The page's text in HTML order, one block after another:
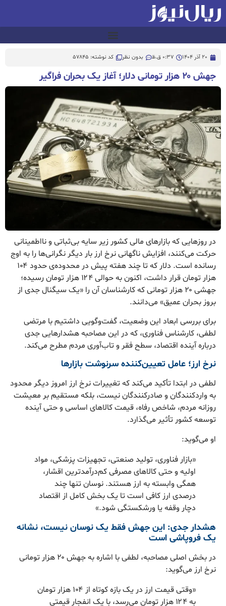
20 آذر 1404 0:37 ق.ظ بدون نظر کد نوشته: 57845
جهش ۲۰ هزار تومانی دلار؛ آغاز یک بحران فراگیر
در روزهایی که بازارهای مالی کشور زیر سایه بی‌ثباتی و نااطمینانی
حرکت می‌کنند، افزایش ناگهانی نرخ ارز بار دیگر نگرانی‌ها را به اوج
رسانده است. دلار که تا چند هفته پیش در محدوده‌ی حدود ۱۰۴
هزار تومان قرار داشت، اکنون به حوالی ۱۲۴ هزار تومان رسیده؛
جهشی ۲۰ هزار تومانی که کارشناسان آن را «یک سیگنال جدی از
بروز بحران عمیق» می‌دانند.
برای بررسی ابعاد این وضعیت، گفت‌وگویی داشتیم با مرتضی
لطفی، کارشناس فناوری، که در این مصاحبه هشدارهایی جدی
درباره آینده اقتصاد، سطح فقر و تاب‌آوری مردم مطرح می‌کند.
نرخ ارز؛ عامل تعیین‌کننده سرنوشت بازارها
لطفی در ابتدا تأکید می‌کند که تغییرات نرخ ارز امروز دیگر محدود
به واردکنندگان و صادرکنندگان نیست، بلکه مستقیم بر معیشت
روزانه مردم، شاخص رفاه، قیمت کالاهای اساسی و حتی آینده
توسعه کشور تأثیر می‌گذارد.
او می‌گوید:
«بازار فناوری، تولید صنعتی، تجهیزات پزشکی، مواد
اولیه و حتی کالاهای مصرفی کم‌درآمدترین اقشار،
همگی وابسته به ارز هستند. نوسان تنها چند
درصدی ارز کافی است تا یک بخش کامل از اقتصاد
دچار وقفه یا ورشکستگی شود.»
هشدار جدی: این جهش فقط یک نوسان نیست، نشانه
یک فروپاشی است
در بخش اصلی مصاحبه، لطفی با اشاره به جهش ۲۰ هزار تومانی
نرخ ارز می‌گوید:
«وقتی قیمت ارز در یک بازه کوتاه از ۱۰۴ هزار تومان
به ۱۲۴ هزار تومان می‌رسد، با یک انفجار قیمتی